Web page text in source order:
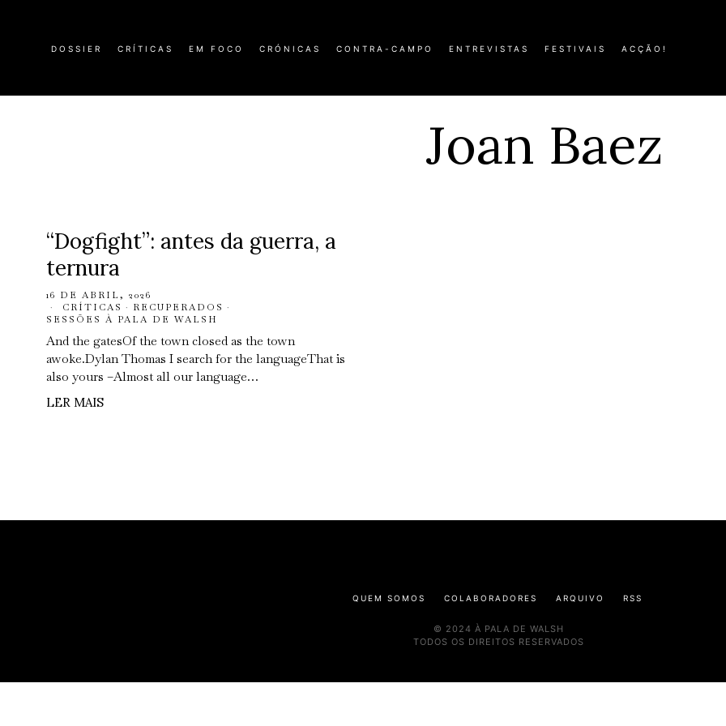
DOSSIER CRÍTICAS EM FOCO CRÓNICAS CONTRA-CAMPO ENTREVISTAS FESTIVAIS ACÇÃO!
Joan Baez
“Dogfight”: antes da guerra, a
ternura
16 DE ABRIL, 2026
CRÍTICAS · RECUPERADOS ·
SESSÕES À PALA DE WALSH
And the gatesOf the town closed as the town
awoke.Dylan Thomas I search for the languageThat is
also yours –Almost all our language…
LER MAIS
QUEM SOMOS COLABORADORES ARQUIVO RSS
© 2024 À PALA DE WALSH
TODOS OS DIREITOS RESERVADOS